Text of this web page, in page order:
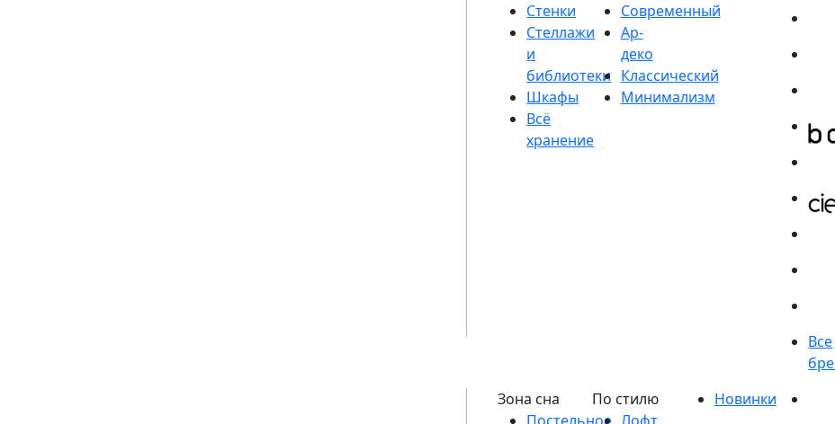
Стенки
Стеллажи
и
библиотеки
Шкафы